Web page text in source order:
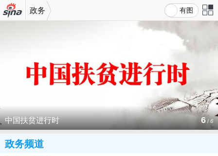
有图
政务
中国扶贫进行时 6 / 6
政务频道